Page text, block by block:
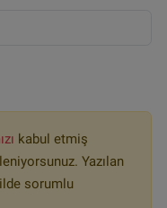
kabul etmiş
Yazılan
sorumlu